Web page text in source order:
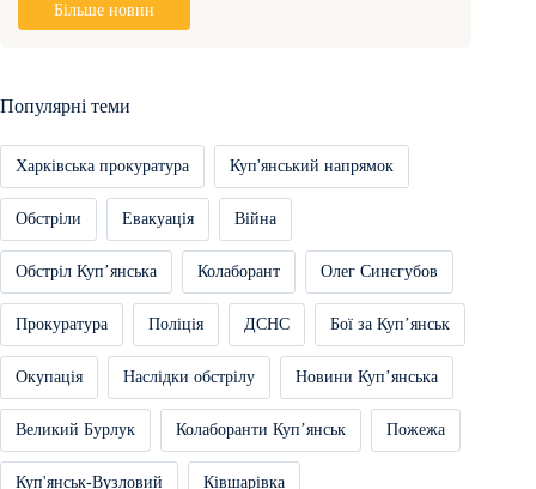
Більше новин
Популярні теми
Харківська прокуратура Куп'янський напрямок
Обстріли Евакуація Війна
Обстріл Купʼянська Колаборант Олег Синєгубов
Прокуратура Поліція ДСНС Бої за Купʼянськ
Окупація Наслідки обстрілу Новини Купʼянська
Великий Бурлук Колаборанти Купʼянськ Пожежа
Куп'янськ-Вузловий Ківшарівка